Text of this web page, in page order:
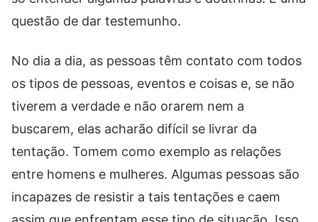
questão de dar testemunho.
No dia a dia, as pessoas têm contato com todos
os tipos de pessoas, eventos e coisas e, se não
tiverem a verdade e não orarem nem a
buscarem, elas acharão difícil se livrar da
tentação. Tomem como exemplo as relações
entre homens e mulheres. Algumas pessoas são
incapazes de resistir a tais tentações e caem